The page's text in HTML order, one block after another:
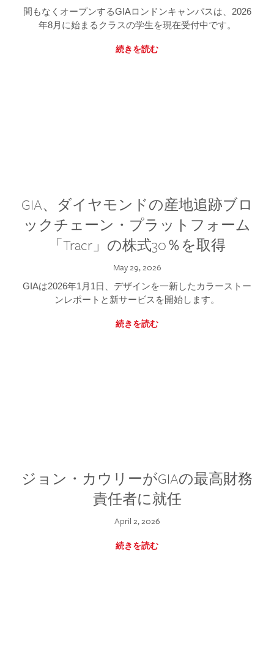
間もなくオープンするGIAロンドンキャンパスは、2026
年8月に始まるクラスの学生を現在受付中です。
続きを読む
GIA、ダイヤモンドの産地追跡ブロ
ックチェーン・プラットフォーム
「Tracr」の株式30％を取得
May 29, 2026
GIAは2026年1月1日、デザインを一新したカラーストー
ンレポートと新サービスを開始します。
続きを読む
ジョン・カウリーがGIAの最高財務
責任者に就任
April 2, 2026
続きを読む